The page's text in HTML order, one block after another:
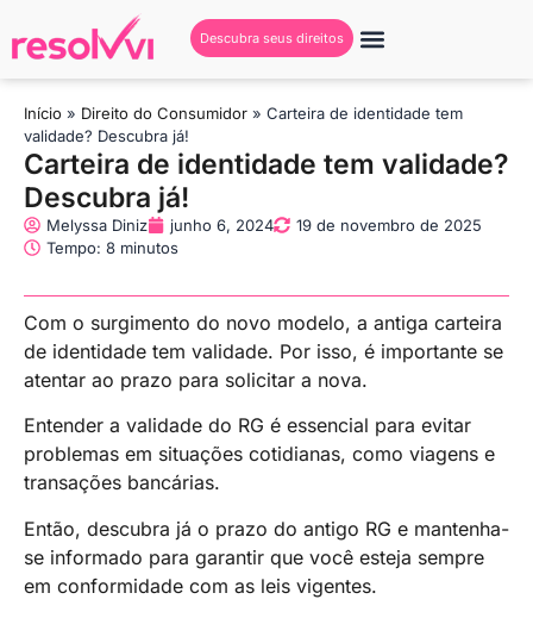
Descubra seus direitos
Início » Direito do Consumidor » Carteira de identidade tem
validade? Descubra já!
Carteira de identidade tem validade?
Descubra já!
Melyssa Diniz junho 6, 2024
19 de novembro de 2025
Tempo: 8 minutos
Com o surgimento do novo modelo, a antiga carteira
de identidade tem validade. Por isso, é importante se
atentar ao prazo para solicitar a nova.
Entender a validade do RG é essencial para evitar
problemas em situações cotidianas, como viagens e
transações bancárias.
Então, descubra já o prazo do antigo RG e mantenha-
se informado para garantir que você esteja sempre
em conformidade com as leis vigentes.